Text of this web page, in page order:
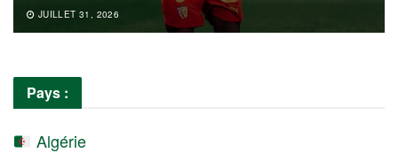
JUILLET 31, 2026
Pays :
Algérie